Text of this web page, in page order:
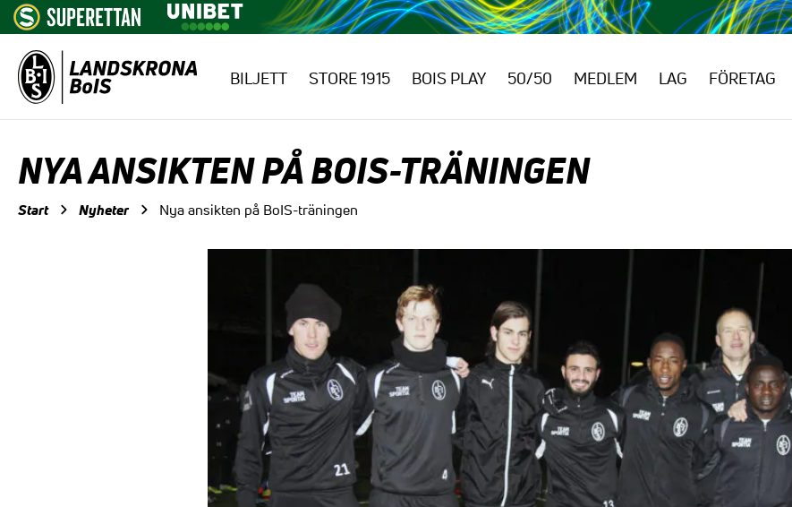
BILJETT STORE 1915 BOIS PLAY 50/50 MEDLEM LAG FÖRETAG
NYA ANSIKTEN PÅ BOIS-TRÄNINGEN
Start Nyheter Nya ansikten på BoIS-träningen